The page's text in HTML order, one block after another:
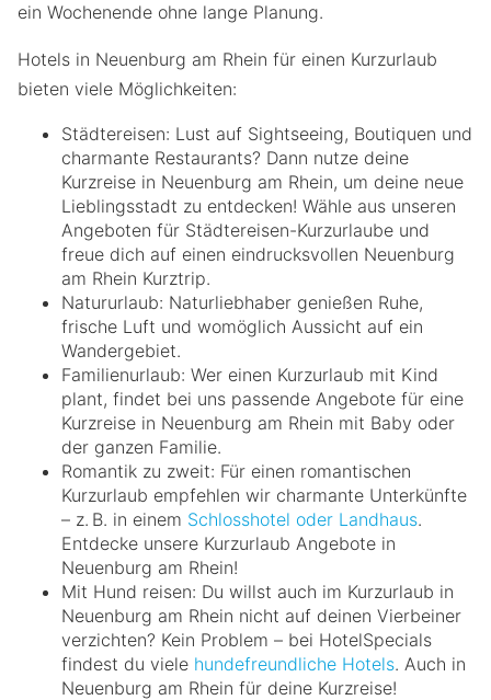
ein Wochenende ohne lange Planung.
Hotels in Neuenburg am Rhein für einen Kurzurlaub
bieten viele Möglichkeiten:
Städtereisen: Lust auf Sightseeing, Boutiquen und
charmante Restaurants? Dann nutze deine
Kurzreise in Neuenburg am Rhein, um deine neue
Lieblingsstadt zu entdecken! Wähle aus unseren
Angeboten für Städtereisen-Kurzurlaube und
freue dich auf einen eindrucksvollen Neuenburg
am Rhein Kurztrip.
Natururlaub: Naturliebhaber genießen Ruhe,
frische Luft und womöglich Aussicht auf ein
Wandergebiet.
Familienurlaub: Wer einen Kurzurlaub mit Kind
plant, findet bei uns passende Angebote für eine
Kurzreise in Neuenburg am Rhein mit Baby oder
der ganzen Familie.
Romantik zu zweit: Für einen romantischen
Kurzurlaub empfehlen wir charmante Unterkünfte
– z. B. in einem Schlosshotel oder Landhaus.
Entdecke unsere Kurzurlaub Angebote in
Neuenburg am Rhein!
Mit Hund reisen: Du willst auch im Kurzurlaub in
Neuenburg am Rhein nicht auf deinen Vierbeiner
verzichten? Kein Problem – bei HotelSpecials
findest du viele hundefreundliche Hotels. Auch in
Neuenburg am Rhein für deine Kurzreise!